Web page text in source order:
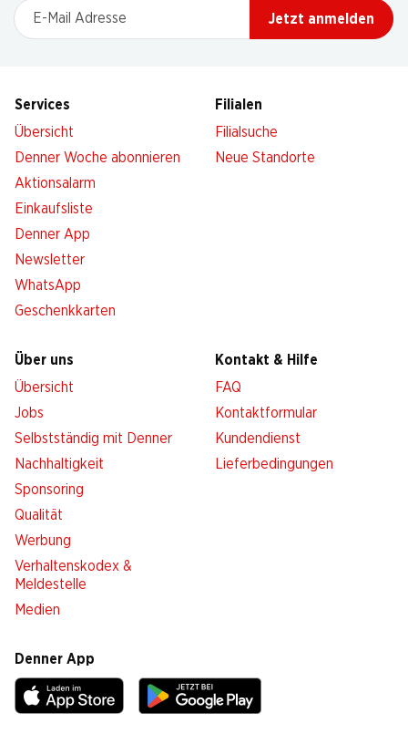
E-Mail Adresse
Jetzt anmelden
Services
Übersicht
Denner Woche abonnieren
Aktionsalarm
Einkaufsliste
Denner App
Newsletter
WhatsApp
Geschenkkarten
Filialen
Filialsuche
Neue Standorte
Über uns
Übersicht
Jobs
Selbstständig mit Denner
Nachhaltigkeit
Sponsoring
Qualität
Werbung
Verhaltenskodex &
Meldestelle
Medien
Kontakt & Hilfe
FAQ
Kontaktformular
Kundendienst
Lieferbedingungen
Denner App